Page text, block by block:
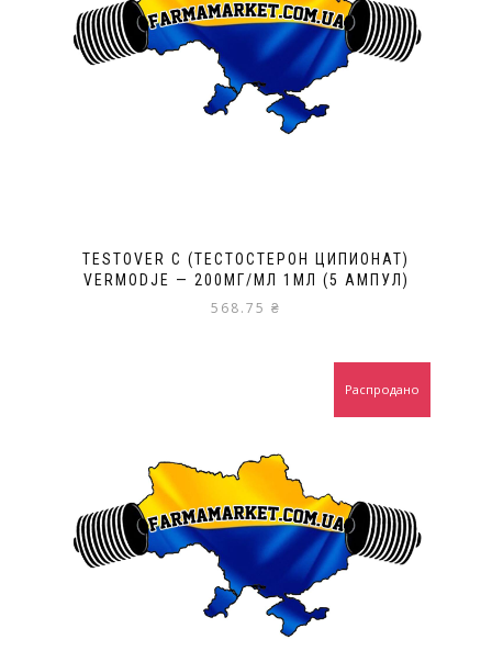
TESTOVER C (ТЕСТОСТЕРОН ЦИПИОНАТ)
VERMODJE — 200МГ/МЛ 1МЛ (5 АМПУЛ)
568.75 ₴
Распродано